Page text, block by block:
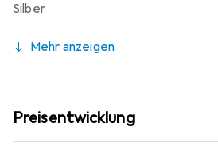
Silber
Mehr anzeigen
Preisentwicklung